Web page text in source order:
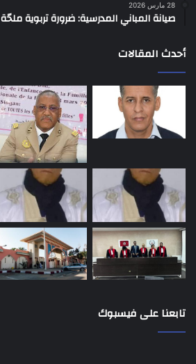
28 مارس 2026
صيانة المباني المدرسية: ضرورة تربوية ملحّة
أحدث المقالات
تابعنا على فيسبوك